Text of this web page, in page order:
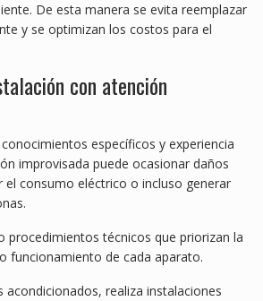
De esta manera se evita reemplazar
y se optimizan los costos para el
con atención
específicos y experiencia
improvisada puede ocasionar daños
el consumo eléctrico o incluso generar
procedimientos técnicos que priorizan la
funcionamiento de cada aparato.
acondicionados, realiza instalaciones